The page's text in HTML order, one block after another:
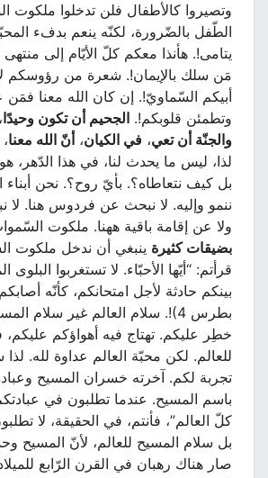
وتصيروا كالأطفال فلن تدخلوا ملكوت
الطّفل بالضّرورة، لكنّه ينعم بدفء
يتامى!. هأنذا معكم كلّ الأيّام إلى منتهى
مَن سلك بالإيمان!. شعرة من رؤوسكم لا
أبيكم السّماويّ!. إن كان الله معنا فمَن
وتطمئن قلوبكم!.الجحيم أن تكون وحيدًا،
والجنّة أن تعي،في الكيان،أنّ الله معنا،
لذا، ليس ما يحدث لنا، في هذا الدّهر، هو
بل كيف نتعاطاه؟. بأيّ روح؟. نحن أبناء
ننمو وإليه. لا نبحث عن فردوس هنا. لا
ولا عن إقامة باقية ههنا. ملكوت
بضيقات كثيرةينبغي أن ندخل ملكوت
قرأتم: “أيّها الأحبّاء. لا تستغربوا البلوى
بطرس 4)!. سلام العالم غير سلام
خطِر عليكم. تهتاج فيه أهواؤكم عليكم،
للعالم. لكن محبّة العالم عداوة لله. لذا
تجربة لكم. آخرته خسران المسيح
باسم المسيح. عندما تطلبون في
كلّ العالم”، فأنتم، في الحقيقة، لا
بل سلام المسيح للعالم، لأنّ المسيح وحده
صار هناك رهبان في القرن الرّابع